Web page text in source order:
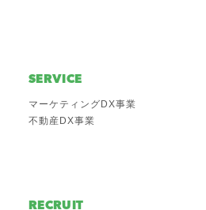
SERVICE
マーケティングDX事業
不動産DX事業
RECRUIT